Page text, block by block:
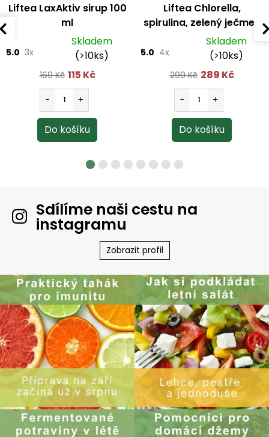
Liftea LaxAktiv sirup 100
ml
5.0 3x
Skladem
(>10ks)
169 Kč 115 Kč
Liftea Chlorella,
spirulina, zelený ječmen
250 tbl.
5.0 4x
Skladem
(>10ks)
299 Kč 289 Kč
Sdílíme naši cestu na
instagramu
Zobrazit profil